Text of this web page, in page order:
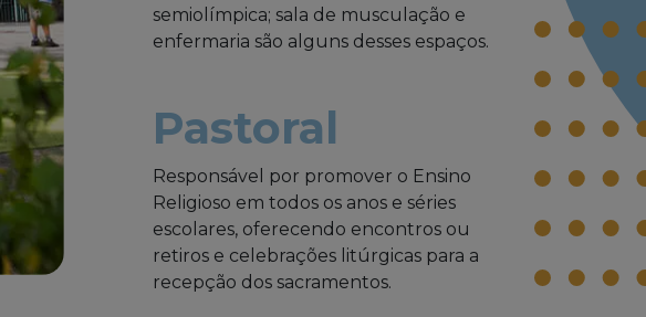
semiolímpica; sala de musculação e
enfermaria são alguns desses espaços.
Pastoral
Responsável por promover o Ensino
Religioso em todos os anos e séries
escolares, oferecendo encontros ou
retiros e celebrações litúrgicas para a
recepção dos sacramentos.